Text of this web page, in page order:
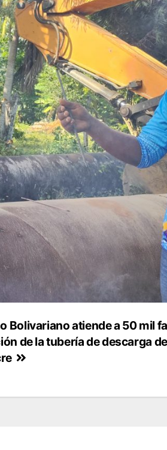
Bolivariano atiende a 50 mil
de la tubería de descarga